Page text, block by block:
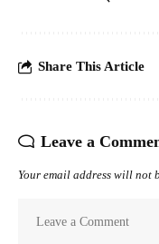
Share This Article
Leave a
Your email address will not